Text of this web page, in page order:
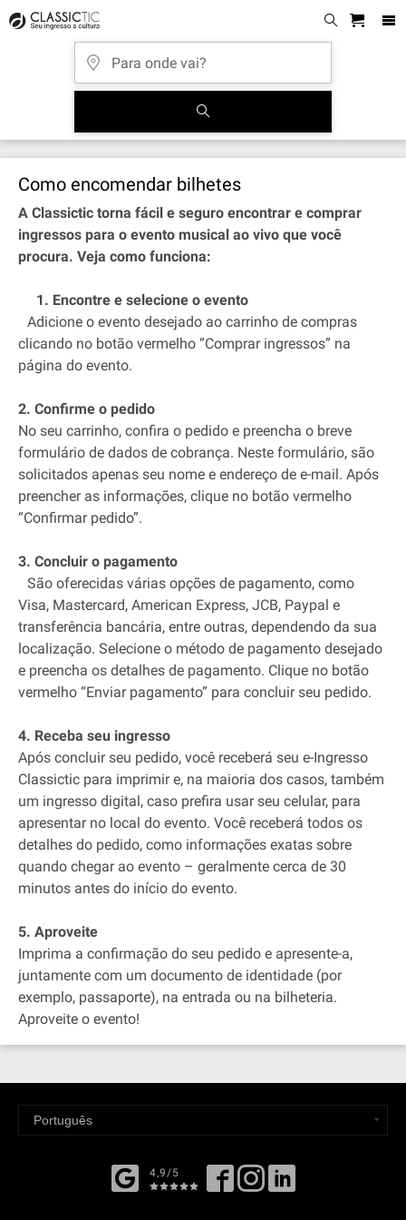
Como encomendar bilhetes
A Classictic torna fácil e seguro encontrar e comprar
ingressos para o evento musical ao vivo que você
procura. Veja como funciona:
1. Encontre e selecione o evento
Adicione o evento desejado ao carrinho de compras
clicando no botão vermelho “Comprar ingressos” na
página do evento.
2. Confirme o pedido
No seu carrinho, confira o pedido e preencha o breve
formulário de dados de cobrança. Neste formulário, são
solicitados apenas seu nome e endereço de e-mail. Após
preencher as informações, clique no botão vermelho
“Confirmar pedido”.
3. Concluir o pagamento
São oferecidas várias opções de pagamento, como
Visa, Mastercard, American Express, JCB, Paypal e
transferência bancária, entre outras, dependendo da sua
localização. Selecione o método de pagamento desejado
e preencha os detalhes de pagamento. Clique no botão
vermelho “Enviar pagamento” para concluir seu pedido.
4. Receba seu ingresso
Após concluir seu pedido, você receberá seu e-Ingresso
Classictic para imprimir e, na maioria dos casos, também
um ingresso digital, caso prefira usar seu celular, para
apresentar no local do evento. Você receberá todos os
detalhes do pedido, como informações exatas sobre
quando chegar ao evento – geralmente cerca de 30
minutos antes do início do evento.
5. Aproveite
Imprima a confirmação do seu pedido e apresente-a,
juntamente com um documento de identidade (por
exemplo, passaporte), na entrada ou na bilheteria.
Aproveite o evento!
4,9/5